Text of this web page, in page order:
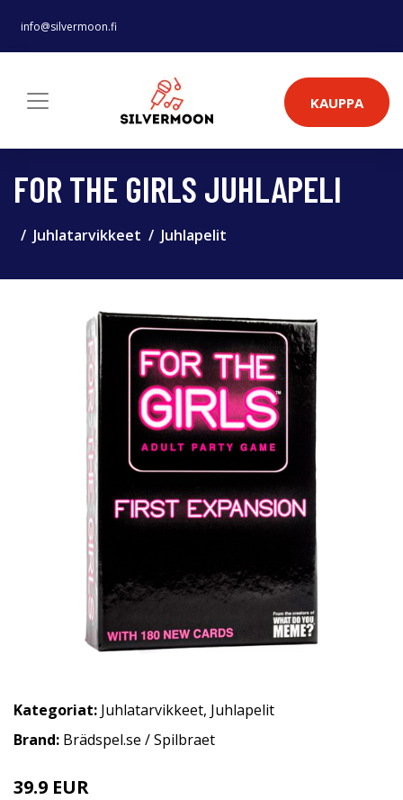
info@silvermoon.fi
KAUPPA
FOR THE GIRLS JUHLAPELI
Juhlatarvikkeet Juhlapelit
Kategoriat: Juhlatarvikkeet, Juhlapelit
Brand: Brädspel.se / Spilbraet
39.9 EUR